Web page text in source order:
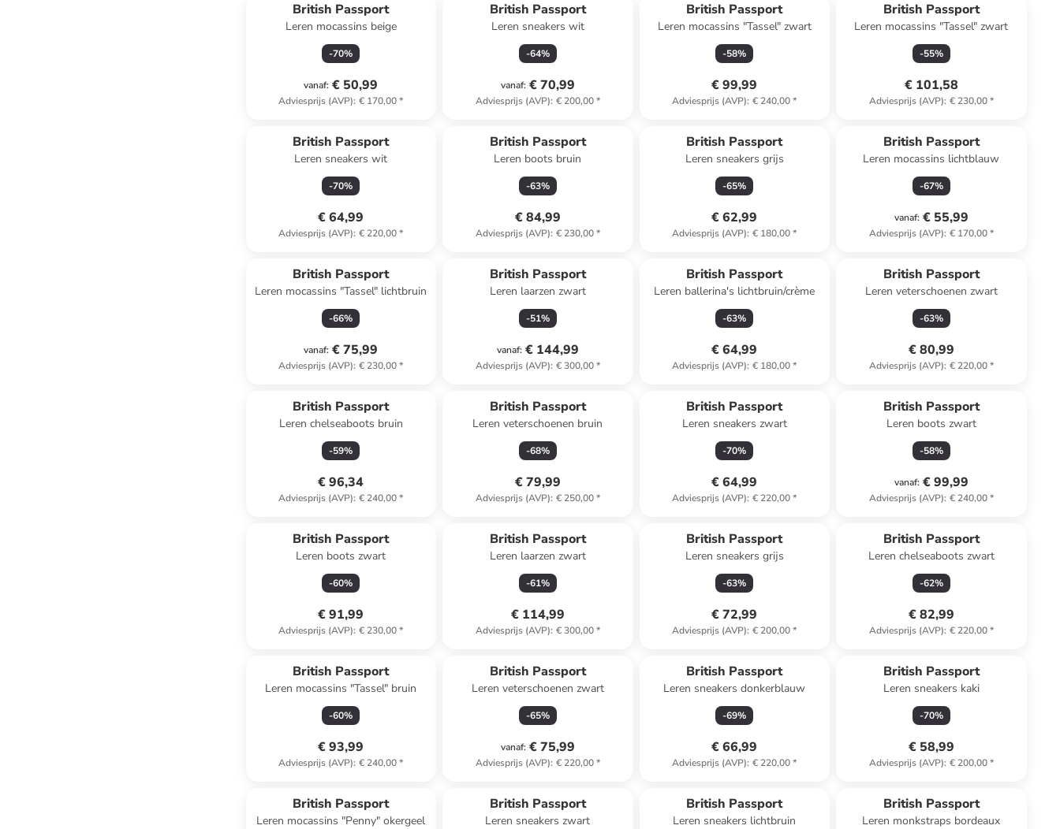
British Passport
Leren mocassins beige
-70%
vanaf: € 50,99
Adviesprijs (AVP): € 170,00*
British Passport
Leren sneakers wit
-64%
vanaf: € 70,99
Adviesprijs (AVP): € 200,00*
British Passport
Leren mocassins "Tassel" zwart
-58%
€ 99,99
Adviesprijs (AVP): € 240,00*
British Passport
Leren mocassins "Tassel" zwart
-55%
€ 101,58
Adviesprijs (AVP): € 230,00*
British Passport
Leren sneakers wit
-70%
€ 64,99
Adviesprijs (AVP): € 220,00*
British Passport
Leren boots bruin
-63%
€ 84,99
Adviesprijs (AVP): € 230,00*
British Passport
Leren sneakers grijs
-65%
€ 62,99
Adviesprijs (AVP): € 180,00*
British Passport
Leren mocassins lichtblauw
-67%
vanaf: € 55,99
Adviesprijs (AVP): € 170,00*
British Passport
Leren mocassins "Tassel" lichtbruin
-66%
vanaf: € 75,99
Adviesprijs (AVP): € 230,00*
British Passport
Leren laarzen zwart
-51%
vanaf: € 144,99
Adviesprijs (AVP): € 300,00*
British Passport
Leren ballerina's lichtbruin/crème
-63%
€ 64,99
Adviesprijs (AVP): € 180,00*
British Passport
Leren veterschoenen zwart
-63%
€ 80,99
Adviesprijs (AVP): € 220,00*
British Passport
Leren chelseaboots bruin
-59%
€ 96,34
Adviesprijs (AVP): € 240,00*
British Passport
Leren veterschoenen bruin
-68%
€ 79,99
Adviesprijs (AVP): € 250,00*
British Passport
Leren sneakers zwart
-70%
€ 64,99
Adviesprijs (AVP): € 220,00*
British Passport
Leren boots zwart
-58%
vanaf: € 99,99
Adviesprijs (AVP): € 240,00*
British Passport
Leren boots zwart
-60%
€ 91,99
Adviesprijs (AVP): € 230,00*
British Passport
Leren laarzen zwart
-61%
€ 114,99
Adviesprijs (AVP): € 300,00*
British Passport
Leren sneakers grijs
-63%
€ 72,99
Adviesprijs (AVP): € 200,00*
British Passport
Leren chelseaboots zwart
-62%
€ 82,99
Adviesprijs (AVP): € 220,00*
British Passport
Leren mocassins "Tassel" bruin
-60%
€ 93,99
Adviesprijs (AVP): € 240,00*
British Passport
Leren veterschoenen zwart
-65%
vanaf: € 75,99
Adviesprijs (AVP): € 220,00*
British Passport
Leren sneakers donkerblauw
-69%
€ 66,99
Adviesprijs (AVP): € 220,00*
British Passport
Leren sneakers kaki
-70%
€ 58,99
Adviesprijs (AVP): € 200,00*
British Passport
Leren mocassins "Penny" okergeel
British Passport
Leren sneakers zwart
British Passport
Leren sneakers lichtbruin
British Passport
Leren monkstraps bordeaux